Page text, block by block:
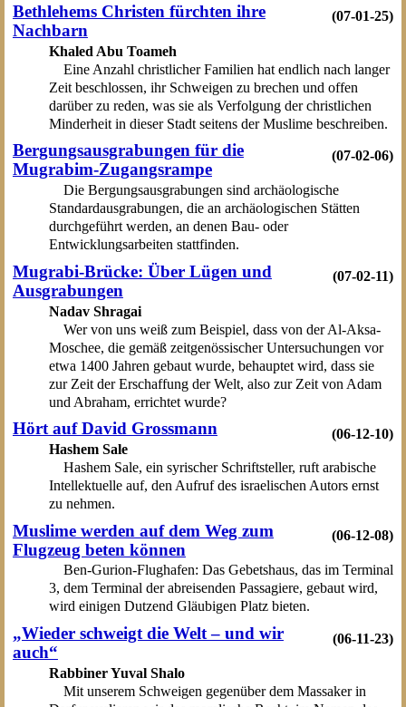
(07-01-25)
Bethlehems Christen fürchten ihre
Nachbarn
Khaled Abu Toameh
Eine Anzahl christlicher Familien hat endlich nach langer
Zeit beschlossen, ihr Schweigen zu brechen und offen
darüber zu reden, was sie als Verfolgung der christlichen
Minderheit in dieser Stadt seitens der Muslime beschreiben.
(07-02-06)
Bergungsausgrabungen für die
Mugrabim-Zugangsrampe
Die Bergungsausgrabungen sind archäologische
Standardausgrabungen, die an archäologischen Stätten
durchgeführt werden, an denen Bau- oder
Entwicklungsarbeiten stattfinden.
(07-02-11)
Mugrabi-Brücke: Über Lügen und
Ausgrabungen
Nadav Shragai
Wer von uns weiß zum Beispiel, dass von der Al-Aksa-
Moschee, die gemäß zeitgenössischer Untersuchungen vor
etwa 1400 Jahren gebaut wurde, behauptet wird, dass sie
zur Zeit der Erschaffung der Welt, also zur Zeit von Adam
und Abraham, errichtet wurde?
(06-12-10)
Hört auf David Grossmann
Hashem Sale
Hashem Sale, ein syrischer Schriftsteller, ruft arabische
Intellektuelle auf, den Aufruf des israelischen Autors ernst
zu nehmen.
(06-12-08)
Muslime werden auf dem Weg zum
Flugzeug beten können
Ben-Gurion-Flughafen: Das Gebetshaus, das im Terminal
3, dem Terminal der abreisenden Passagiere, gebaut wird,
wird einigen Dutzend Gläubigen Platz bieten.
(06-11-23)
„Wieder schweigt die Welt – und wir
auch“
Rabbiner Yuval Shalo
Mit unserem Schweigen gegenüber dem Massaker in